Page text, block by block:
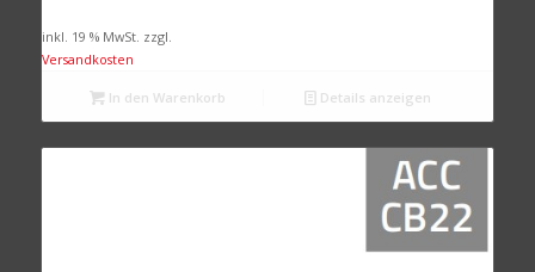
inkl. 19 % MwSt. zzgl.
Versandkosten
In den Warenkorb Details anzeigen